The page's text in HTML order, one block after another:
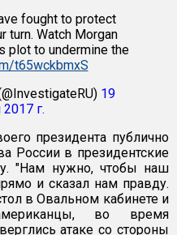
fought to protect
turn. Watch Morgan
plot to undermine the
t65wckbmxS
19
2017 г.
президента публично
России в президентские
"Нам нужно, чтобы наш
и сказал нам правду.
в Овальном кабинете и
во время
атаке со стороны